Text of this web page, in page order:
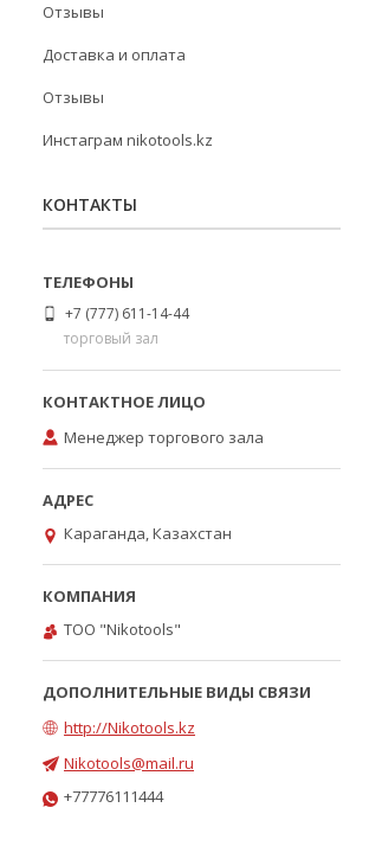
Отзывы
Доставка и оплата
Отзывы
Инстаграм nikotools.kz
КОНТАКТЫ
+7 (777) 611-14-44
торговый зал
Менеджер торгового зала
Караганда, Казахстан
ТОО "Nikotools"
http://Nikotools.kz
Nikotools@mail.ru
+77776111444